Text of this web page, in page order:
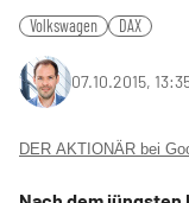
Volkswagen DAX
07.10.2015,
DER AKTIONÄR bei